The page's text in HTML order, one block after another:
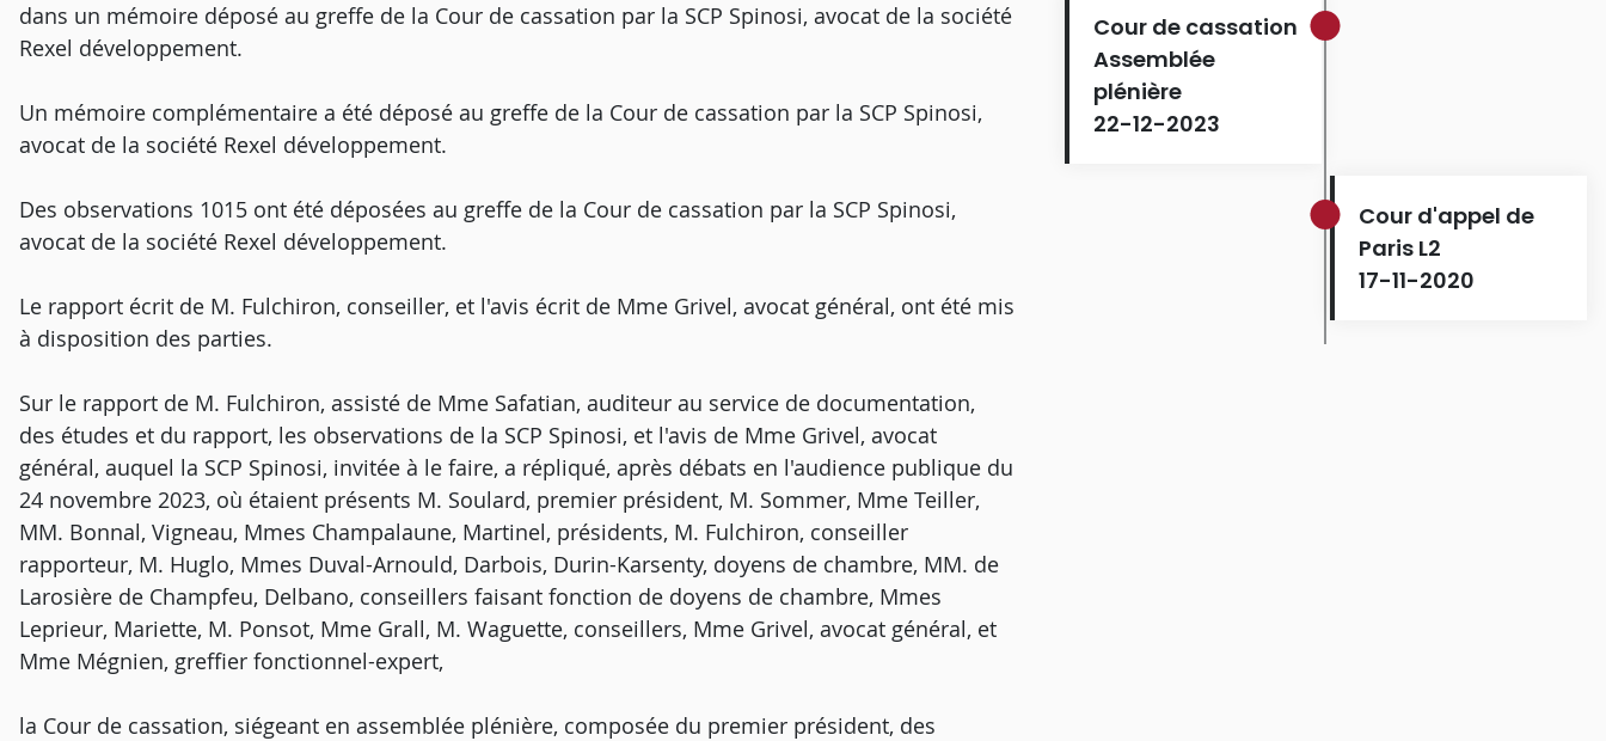
dans un mémoire déposé au greffe de la Cour de cassation par la SCP Spinosi, avocat de la société
Rexel développement.
Un mémoire complémentaire a été déposé au greffe de la Cour de cassation par la SCP Spinosi,
avocat de la société Rexel développement.
Des observations 1015 ont été déposées au greffe de la Cour de cassation par la SCP Spinosi,
avocat de la société Rexel développement.
Le rapport écrit de M. Fulchiron, conseiller, et l'avis écrit de Mme Grivel, avocat général, ont été mis
à disposition des parties.
Sur le rapport de M. Fulchiron, assisté de Mme Safatian, auditeur au service de documentation,
des études et du rapport, les observations de la SCP Spinosi, et l'avis de Mme Grivel, avocat
général, auquel la SCP Spinosi, invitée à le faire, a répliqué, après débats en l'audience publique du
24 novembre 2023, où étaient présents M. Soulard, premier président, M. Sommer, Mme Teiller,
MM. Bonnal, Vigneau, Mmes Champalaune, Martinel, présidents, M. Fulchiron, conseiller
rapporteur, M. Huglo, Mmes Duval-Arnould, Darbois, Durin-Karsenty, doyens de chambre, MM. de
Larosière de Champfeu, Delbano, conseillers faisant fonction de doyens de chambre, Mmes
Leprieur, Mariette, M. Ponsot, Mme Grall, M. Waguette, conseillers, Mme Grivel, avocat général, et
Mme Mégnien, greffier fonctionnel-expert,
la Cour de cassation, siégeant en assemblée plénière, composée du premier président, des
Cour de cassation
Assemblée
plénière
22-12-2023
Cour d'appel de
Paris L2
17-11-2020